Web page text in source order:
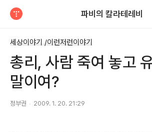
파비의 칼라테레비
세상이야기 /이런저런이야기
총리, 사람 죽여 놓고
말이여?
정부권 2009. 1. 20. 21:29